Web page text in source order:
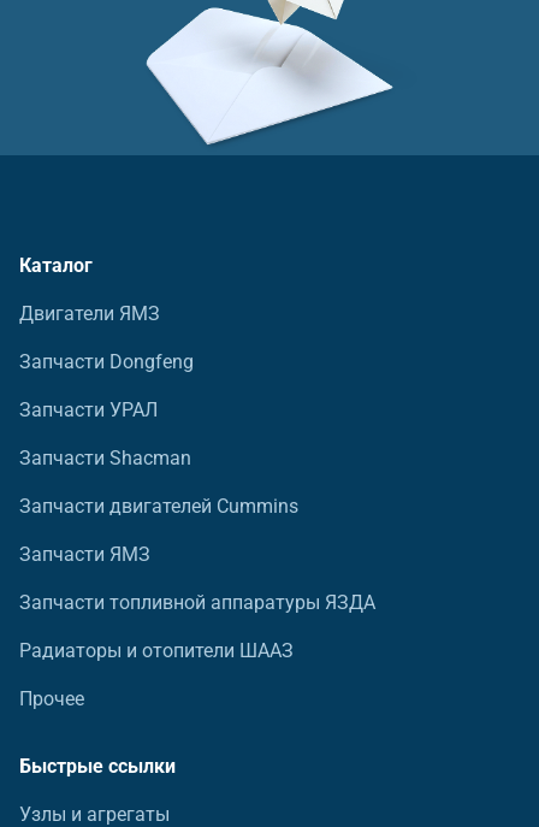
Каталог
Двигатели ЯМЗ
Запчасти Dongfeng
Запчасти УРАЛ
Запчасти Shacman
Запчасти двигателей Cummins
Запчасти ЯМЗ
Запчасти топливной аппаратуры ЯЗДА
Радиаторы и отопители ШААЗ
Прочее
Быстрые ссылки
Узлы и агрегаты